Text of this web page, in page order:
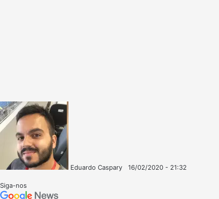
Eduardo Caspary
16/02/2020 - 21:32
Siga-nos